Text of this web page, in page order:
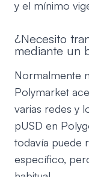
y el mínimo
¿Necesito
mediante un
Normalmente
Polymarket
varias redes y
pUSD en
todavía puede
específico,